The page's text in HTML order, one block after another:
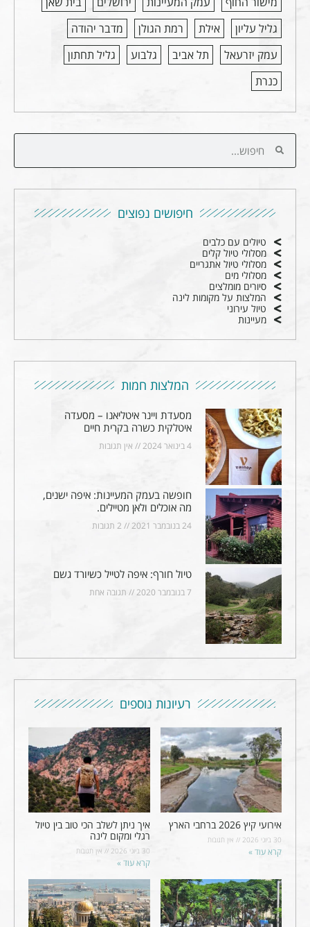
גליל עליון
אילת רמת הגולן
מדבר יהודה
עמק יזרעאל
תל אביב גלבוע
גליל תחתון
כנרת
חיפושים נפוצים
טיולים עם כלבים
מסלולי טיול קלים
מסלולי טיול אתגריים
מסלולי מים
סיורים מומלצים
המלצות על מקומות לינה
טיול עירוני
מעיינות
המלצות חמות
מסעדת ויינר איטליאנו – מסעדה
איטלקית כשרה בקרית חיים
4 בינואר 2024 אין תגובות
חופשה בעמק המעיינות: איפה ישנים,
מה אוכלים ולאן מטיילים.
24 בנובמבר 2021 2 תגובות
טיול חורף: איפה לטייל כשיורד גשם
7 בנובמבר 2020 תגובה אחת
רעיונות נוספים
אירועי קיץ 2026 ברחבי הארץ
30 ביוני 2026 אין תגובות
קרא עוד »
איך ניתן לשלב הכי טוב בין טיול
רגלי ומקום לינה
30 ביוני 2026 אין תגובות
קרא עוד »